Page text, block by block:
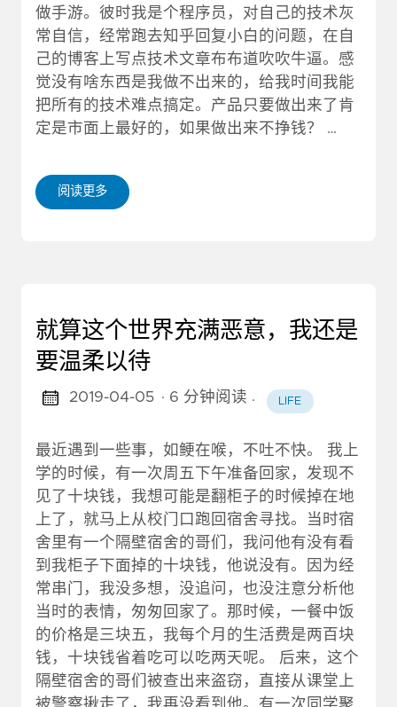
做手游。彼时我是个程序员，对自己的技术灰
常自信，经常跑去知乎回复小白的问题，在自
己的博客上写点技术文章布布道吹吹牛逼。感
觉没有啥东西是我做不出来的，给我时间我能
把所有的技术难点搞定。产品只要做出来了肯
定是市面上最好的，如果做出来不挣钱？ …
阅读更多
就算这个世界充满恶意，我还是
要温柔以待
2019-04-05 · 6 分钟阅读 · LIFE
最近遇到一些事，如鲠在喉，不吐不快。 我上
学的时候，有一次周五下午准备回家，发现不
见了十块钱，我想可能是翻柜子的时候掉在地
上了，就马上从校门口跑回宿舍寻找。当时宿
舍里有一个隔壁宿舍的哥们，我问他有没有看
到我柜子下面掉的十块钱，他说没有。因为经
常串门，我没多想，没追问，也没注意分析他
当时的表情，匆匆回家了。那时候，一餐中饭
的价格是三块五，我每个月的生活费是两百块
钱，十块钱省着吃可以吃两天呢。 后来，这个
隔壁宿舍的哥们被查出来盗窃，直接从课堂上